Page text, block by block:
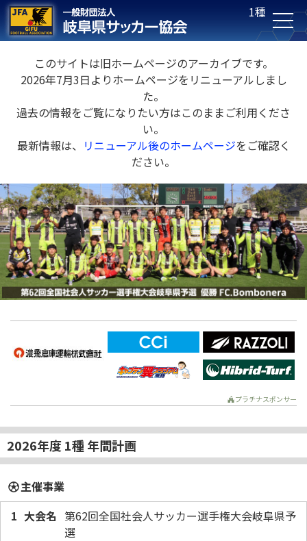
1種
このサイトは旧ホームページのアーカイブです。
2026年7月3日よりホームページをリニューアルしまし
た。
過去の情報をご覧になりたい方はこのままご利用くださ
い。
最新情報は、 リニューアル後のホームページをご確認く
ださい。
プラチナスポンサー
2026年度 1種 年間計画
主催事業
1
第62回全国社会人サッカー選手権大会岐阜県予
選